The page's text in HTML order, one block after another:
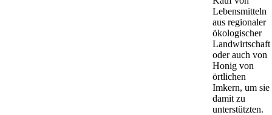
Lebensmitteln
aus regionaler
ökologischer
Landwirtschaft
oder auch von
Honig von
örtlichen
Imkern, um sie
damit zu
unterstützten.